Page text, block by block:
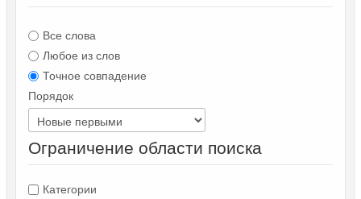
Все слова
Любое из слов
Точное совпадение
Порядок
Ограничение области поиска
Категории